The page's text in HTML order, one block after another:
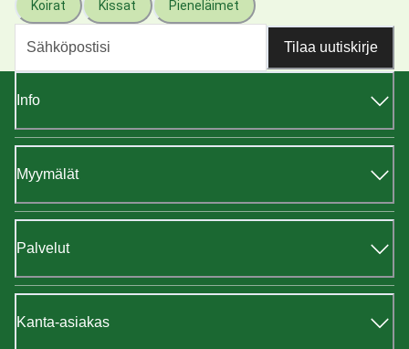
Koirat Kissat Pieneläimet
Tilaa uutiskirje
Info
Myymälät
Palvelut
Kanta-asiakas